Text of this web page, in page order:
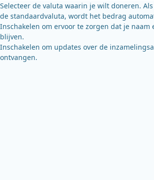
Selecteer de valuta waarin je wilt doneren.
de standaardvaluta, wordt het bedrag
Inschakelen om ervoor te zorgen dat je naam
blijven.
Inschakelen om updates over de
ontvangen.